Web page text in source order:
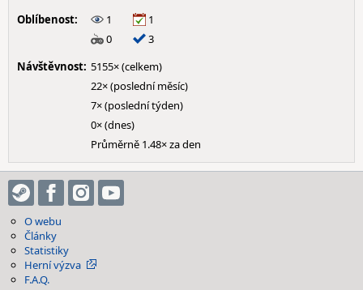
Oblíbenost:
1
1
0
3
Návštěvnost: 5155× (celkem)
22× (poslední měsíc)
7× (poslední týden)
0× (dnes)
Průměrně 1.48× za den
O webu
Články
Statistiky
Herní výzva
F.A.Q.